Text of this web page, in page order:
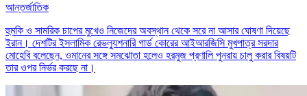
আন্তর্জাতিক
হুমকি ও সামরিক চাপের মুখেও নিজেদের অবস্থান থেকে সরে না আসার ঘোষণা দিয়েছে
ইরান। দেশটির ইসলামিক রেভল্যুশনারি গার্ড কোরের আইআরজিসি মুখপাত্র সরদার
মোহেবি বলেছেন, ওমানের সঙ্গে সমঝোতা হলেও হরমুজ প্রণালি পুনরায় চালু করার বিষয়টি
তার ওপর নির্ভর করছে না।